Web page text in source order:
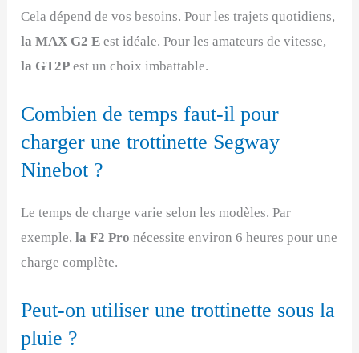
Cela dépend de vos besoins. Pour les trajets quotidiens,
la MAX G2 E est idéale. Pour les amateurs de vitesse,
la GT2P est un choix imbattable.
Combien de temps faut-il pour
charger une trottinette Segway
Ninebot ?
Le temps de charge varie selon les modèles. Par
exemple,la F2 Pro nécessite environ 6 heures pour une
charge complète.
Peut-on utiliser une trottinette sous la
pluie ?